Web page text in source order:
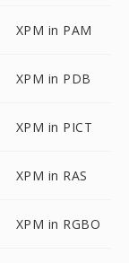
XPM in PAM
XPM in PDB
XPM in PICT
XPM in RAS
XPM in RGBO